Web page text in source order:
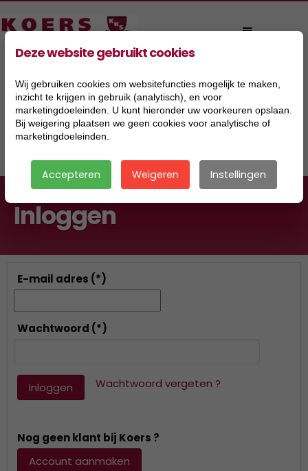
Inloggen
E-mail adres (*)
Wachtwoord (*)
Inloggen Wachtwoord vergeten ?
Nog geen klant bij Koers ?
Account aanmaken
Deze website gebruikt cookies
Wij gebruiken cookies om websitefuncties mogelijk te maken,
inzicht te krijgen in gebruik (analytisch), en voor
marketingdoeleinden. U kunt hieronder uw voorkeuren opslaan.
Bij weigering plaatsen we geen cookies voor analytische of
marketingdoeleinden.
Accepteren Weigeren Instellingen